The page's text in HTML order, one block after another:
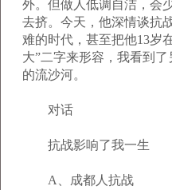
外。但做人低调自洁，会
去挤。今天，他深情谈抗
难的时代，甚至把他13岁
大”二字来形容，我看到
的流沙河。
对话
抗战影响了我一生
A、成都人抗战